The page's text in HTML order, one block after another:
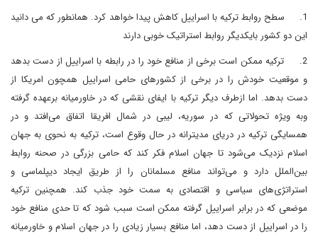
1.
سطح روابط ترکیه با اسراییل کاهش پیدا خواهد کرد. همانطور که می دانید
این دو کشور بایکدیگر روابط استرات‍یک خوبی دارند
2.
ترکیه ممکن است برخی از منافع خود را در رابطه با اسراییل از دست بدهد
و موقعیت خودش را در برخی از کشورهای حامی اسراییل همچون امریکا از
دست بدهد. اما ازطرف دیگر ترکیه با ایفای نقشی که در خاورمیانه برعهده گرفته
وبه ویژه تحولاتی که در سوریه، لیبی در شمال افریقا اتفاق می‌افتد و در
همسایگی ترکیه در دریای مدیترانه در حال وقوع است، ترکیه به نحوی به جهان
اسلام نزدیک می‌شود تا جهان اسلام فکر کند که حامی بزرگی در صحنه روابط
بین‌الملل دارد و می‌تواند منافع مسلمانان را از طریق ایجاد دیپلماسی و
استراتژی‌های سیاسی و اقتصادی به سمت خود جذب کند. همچنین ترکیه
موضعی که در برابر اسراییل گرفته ممکن است سبب شود که تا حدی منافع خود
را در اسراییل از دست دهد، اما منافع بسیار زیادی را در جهان اسلام و خاورمیانه